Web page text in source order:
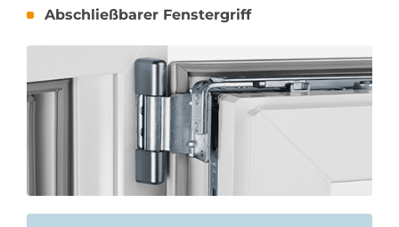
Abschließbarer Fenstergriff